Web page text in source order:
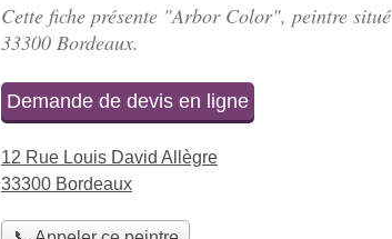
Cette fiche présente "Arbor Color", peintre situé
33300 Bordeaux.
Demande de devis en ligne
12 Rue Louis David Allègre
33300 Bordeaux